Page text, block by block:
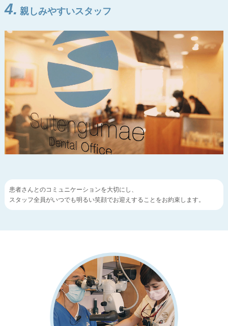
4. 親しみやすいスタッフ
患者さんとのコミュニケーションを大切にし、
スタッフ全員がいつでも明るい笑顔でお迎えすることをお約束します。